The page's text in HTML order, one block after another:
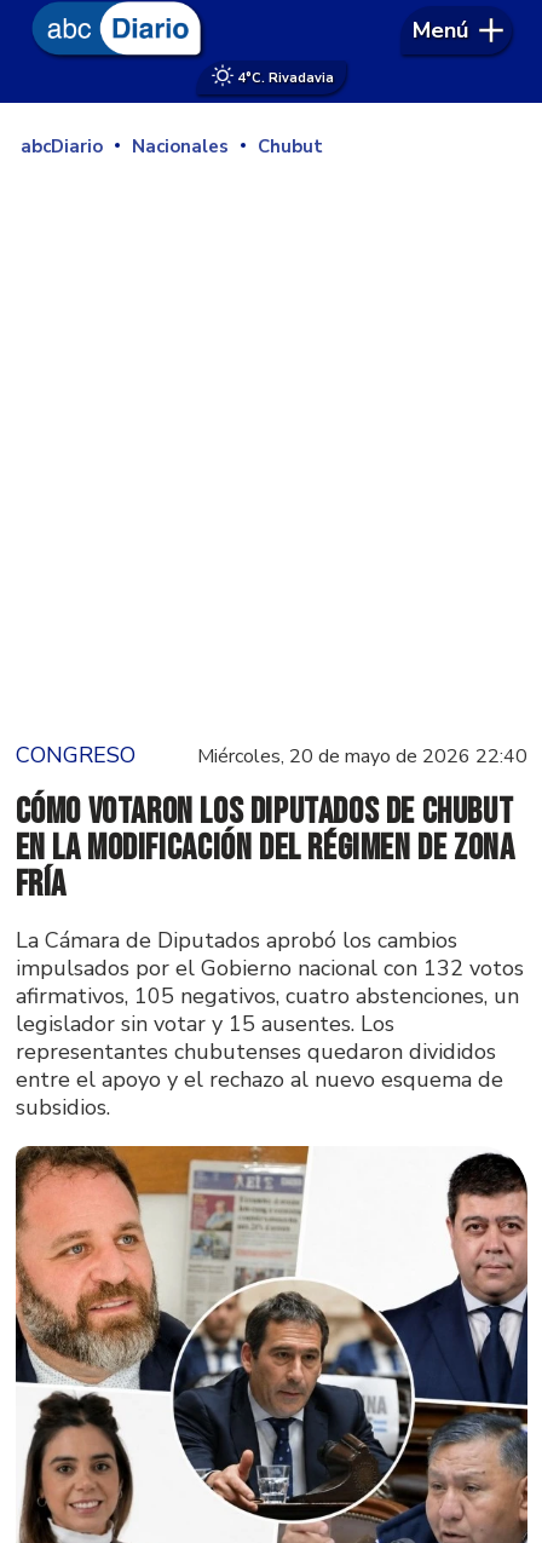
4°C. Rivadavia
Menú
abcDiario Nacionales Chubut
CONGRESO Miércoles, 20 de mayo de 2026 22:40
Cómo votaron los diputados de Chubut
en la modificación del régimen de zona
fría
La Cámara de Diputados aprobó los cambios
impulsados por el Gobierno nacional con 132 votos
afirmativos, 105 negativos, cuatro abstenciones, un
legislador sin votar y 15 ausentes. Los
representantes chubutenses quedaron divididos
entre el apoyo y el rechazo al nuevo esquema de
subsidios.